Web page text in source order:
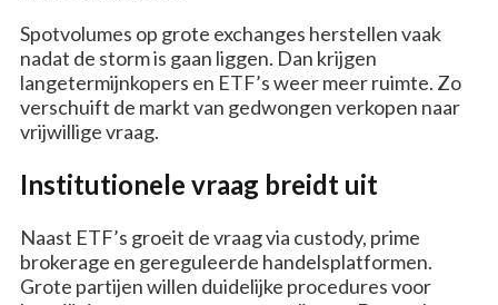
Spotvolumes op grote exchanges herstellen vaak
nadat de storm is gaan liggen. Dan krijgen
langetermijnkopers en ETF’s weer meer ruimte. Zo
verschuift de markt van gedwongen verkopen naar
vrijwillige vraag.
Institutionele vraag breidt uit
Naast ETF’s groeit de vraag via custody, prime
brokerage en gereguleerde handelsplatformen.
Grote partijen willen duidelijke procedures voor